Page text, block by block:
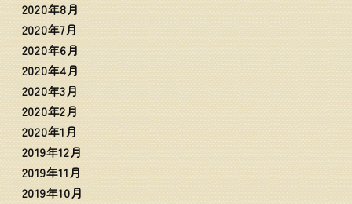
2020年8月
2020年7月
2020年6月
2020年4月
2020年3月
2020年2月
2020年1月
2019年12月
2019年11月
2019年10月